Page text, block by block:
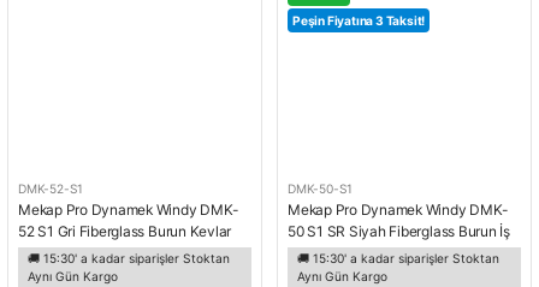
DMK-52-S1
Mekap Pro Dynamek Windy DMK-
52 S1 Gri Fiberglass Burun Kevlar
Ara Taban İş Ayakkabısı
🚚 15:30' a kadar siparişler Stoktan
Aynı Gün Kargo
Peşin Fiyatına 3 Taksit!
DMK-50-S1
Mekap Pro Dynamek Windy DMK-
50 S1 SR Siyah Fiberglass Burun İş
Ayakkabısı
🚚 15:30' a kadar siparişler Stoktan
Aynı Gün Kargo